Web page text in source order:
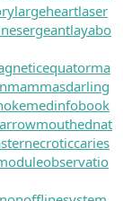
largeheartlaser
layabo
ma
mammasdarling
medinfobook
nat
necroticcaries
observatio